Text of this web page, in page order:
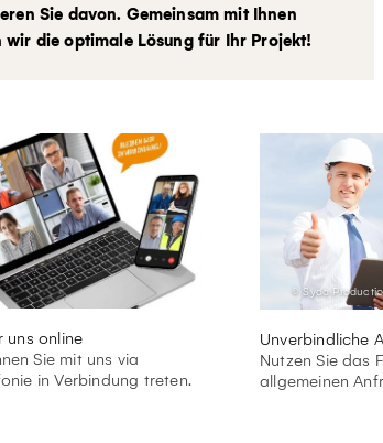
Sie davon. Gemeinsam mit Ihnen
wir die optimale Lösung für Ihr Projekt!
uns online
Sie mit uns via
in Verbindung treten.
© Syda
Unverbindliche
Nutzen Sie das
allgemeinen